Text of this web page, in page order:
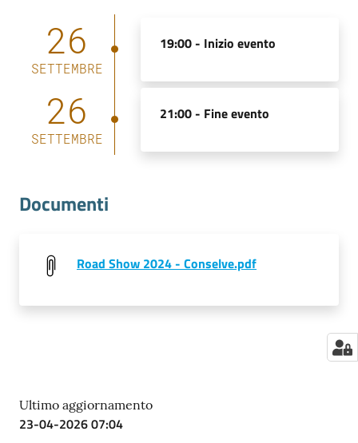
Stampa
Seguici
26
SETTEMBRE
19:00 - Inizio evento
26
SETTEMBRE
21:00 - Fine evento
Documenti
Road Show 2024 - Conselve.pdf
Ultimo aggiornamento
23-04-2026 07:04